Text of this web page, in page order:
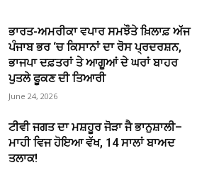
ਭਾਰਤ-ਅਮਰੀਕਾ ਵਪਾਰ ਸਮਝੌਤੇ ਖ਼ਿਲਾਫ਼ ਅੱਜ
ਪੰਜਾਬ ਭਰ ‘ਚ ਕਿਸਾਨਾਂ ਦਾ ਰੋਸ ਪ੍ਰਦਰਸ਼ਨ,
ਭਾਜਪਾ ਦਫ਼ਤਰਾਂ ਤੇ ਆਗੂਆਂ ਦੇ ਘਰਾਂ ਬਾਹਰ
ਪੁਤਲੇ ਫੂਕਣ ਦੀ ਤਿਆਰੀ
June 24, 2026
ਟੀਵੀ ਜਗਤ ਦਾ ਮਸ਼ਹੂਰ ਜੋੜਾ ਜੈ ਭਾਨੁਸ਼ਾਲੀ–
ਮਾਹੀ ਵਿਜ ਹੋਇਆ ਵੱਖ, 14 ਸਾਲਾਂ ਬਾਅਦ
ਤਲਾਕ!